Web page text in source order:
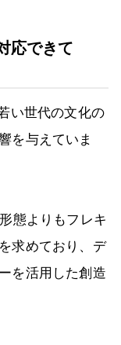
応できて
い世代の文化の
を与えていま
態よりもフレキ
求めており、デ
を活用した創造